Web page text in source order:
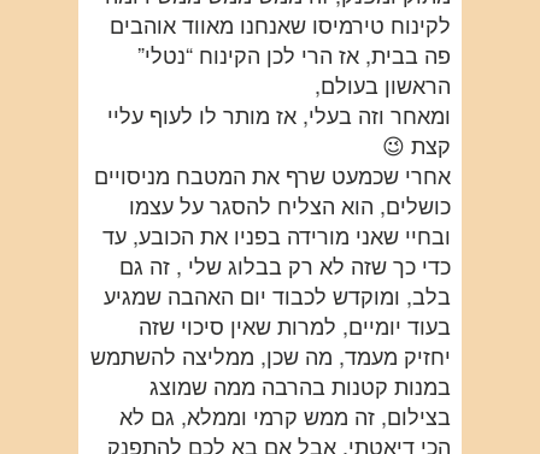
לקינוח טירמיסו שאנחנו מאווד אוהבים
פה בבית, אז הרי לכן הקינוח “נטלי”
הראשון בעולם,
ומאחר וזה בעלי, אז מותר לו לעוף עליי
קצת 😉
אחרי שכמעט שרף את המטבח מניסויים
כושלים, הוא הצליח להסגר על עצמו
ובחיי שאני מורידה בפניו את הכובע, עד
כדי כך שזה לא רק בבלוג שלי , זה גם
בלב, ומוקדש לכבוד יום האהבה שמגיע
בעוד יומיים, למרות שאין סיכוי שזה
יחזיק מעמד, מה שכן, ממליצה להשתמש
במנות קטנות בהרבה ממה שמוצג
בצילום, זה ממש קרמי וממלא, גם לא
הכי דיאטתי, אבל אם בא לכם להתפנק